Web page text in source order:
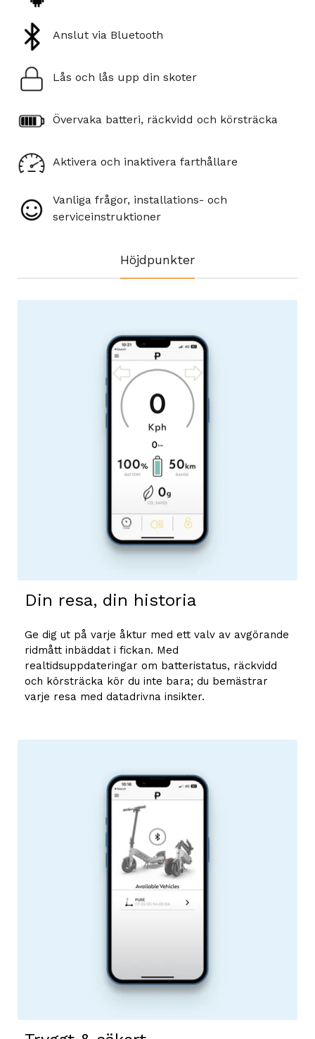
Anslut via Bluetooth
Lås och lås upp din skoter
Övervaka batteri, räckvidd och körsträcka
Aktivera och inaktivera farthållare
Vanliga frågor, installations- och
serviceinstruktioner
Höjdpunkter
Din resa, din historia
Ge dig ut på varje åktur med ett valv av avgörande
ridmått inbäddat i fickan. Med
realtidsuppdateringar om batteristatus, räckvidd
och körsträcka kör du inte bara; du bemästrar
varje resa med datadrivna insikter.